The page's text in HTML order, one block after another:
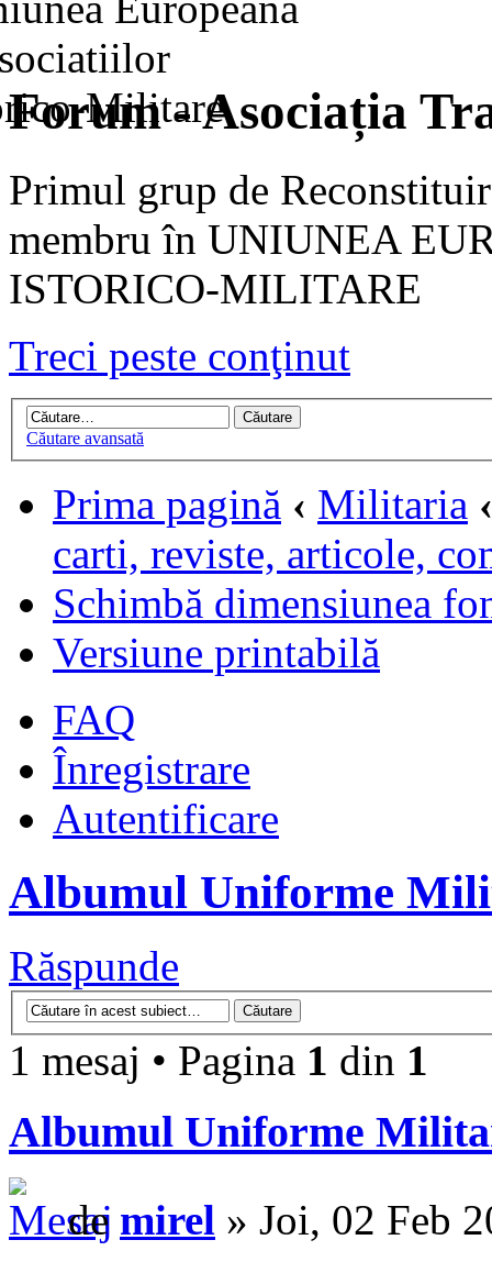
Forum - Asociația
Primul grup de
membru în UNIUNEA
ISTORICO-MILITARE
Treci peste conţinut
Căutare avansată
Prima pagină ‹ Militaria ‹
carti, reviste, articole,
Schimbă dimensiunea
Versiune printabilă
FAQ
Înregistrare
Autentificare
Albumul Uniforme
Răspunde
1 mesaj • Pagina 1 din 1
Albumul Uniforme
de mirel » Joi, 02 Feb